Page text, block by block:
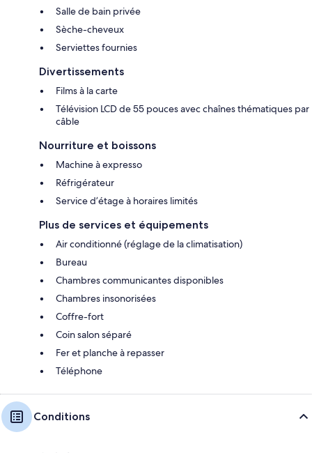
Salle de bain privée
Sèche-cheveux
Serviettes fournies
Divertissements
Films à la carte
Télévision LCD de 55 pouces avec chaînes thématiques par
câble
Nourriture et boissons
Machine à expresso
Réfrigérateur
Service d’étage à horaires limités
Plus de services et équipements
Air conditionné (réglage de la climatisation)
Bureau
Chambres communicantes disponibles
Chambres insonorisées
Coffre-fort
Coin salon séparé
Fer et planche à repasser
Téléphone
Conditions